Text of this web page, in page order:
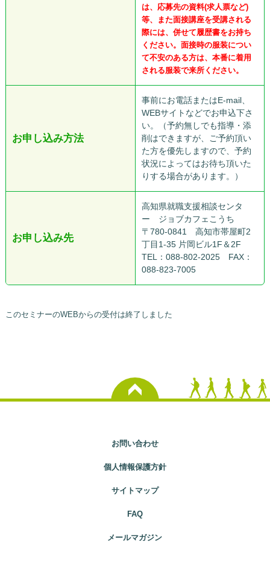
は、応募先の資料(求人票など)
等、また面接講座を受講される
際には、併せて履歴書をお持ち
ください。面接時の服装につい
て不安のある方は、本番に着用
される服装で来所ください。
お申し込み方法
事前にお電話またはE-mail、
WEBサイトなどでお申込下さ
い。（予約無しでも指導・添
削はできますが、ご予約頂い
た方を優先しますので、予約
状況によってはお待ち頂いた
りする場合があります。）
お申し込み先
高知県就職支援相談センタ
ー ジョブカフェこうち
〒780-0841 高知市帯屋町2
丁目1-35 片岡ビル1F＆2F
TEL：088-802-2025 FAX：
088-823-7005
このセミナーのWEBからの受付は終了しました
お問い合わせ
個人情報保護方針
サイトマップ
FAQ
メールマガジン